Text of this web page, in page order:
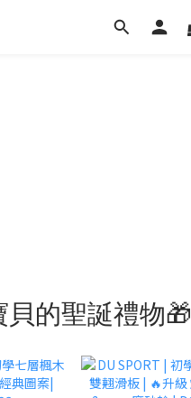
貝的聖誕禮物🎁